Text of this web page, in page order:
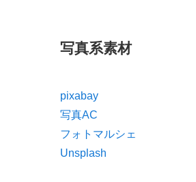
写真系素材
pixabay
写真AC
フォトマルシェ
Unsplash